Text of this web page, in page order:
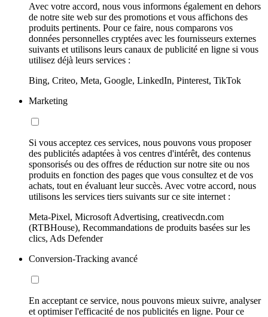
Avec votre accord, nous vous informons également en dehors
de notre site web sur des promotions et vous affichons des
produits pertinents. Pour ce faire, nous comparons vos
données personnelles cryptées avec les fournisseurs externes
suivants et utilisons leurs canaux de publicité en ligne si vous
utilisez déjà leurs services :
Bing, Criteo, Meta, Google, LinkedIn, Pinterest, TikTok
Marketing
Si vous acceptez ces services, nous pouvons vous proposer
des publicités adaptées à vos centres d'intérêt, des contenus
sponsorisés ou des offres de réduction sur notre site ou nos
produits en fonction des pages que vous consultez et de vos
achats, tout en évaluant leur succès. Avec votre accord, nous
utilisons les services tiers suivants sur ce site internet :
Meta-Pixel, Microsoft Advertising, creativecdn.com
(RTBHouse), Recommandations de produits basées sur les
clics, Ads Defender
Conversion-Tracking avancé
En acceptant ce service, nous pouvons mieux suivre, analyser
et optimiser l'efficacité de nos publicités en ligne. Pour ce